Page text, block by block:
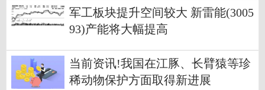
军工板块提升空间较大 新雷能(3005
93)产能将大幅提高
当前资讯!我国在江豚、长臂猿等珍
稀动物保护方面取得新进展